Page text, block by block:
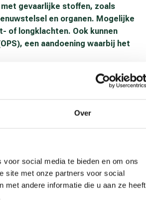
Over
social media te bieden en om ons
site met onze partners voor social
met andere informatie die u aan ze heeft
gevaarlijke stoffen, zoals
en organen. Mogelijke
of longklachten. Ook kunnen
een aandoening waarbij het
deze stoffen op de juiste manier te
Kijk in de
kankerverwekkende stoffen. De
Houd de spuitdruk zo laag